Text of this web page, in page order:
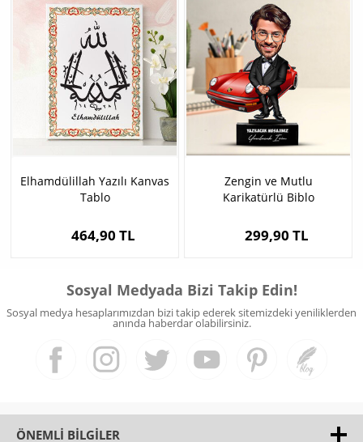
Elhamdülillah Yazılı Kanvas
Tablo
464,90 TL
Zengin ve Mutlu
Karikatürlü Biblo
299,90 TL
Sosyal Medyada Bizi Takip Edin!
Sosyal medya hesaplarımızdan bizi takip ederek sitemizdeki yeniliklerden
anında haberdar olabilirsiniz.
ÖNEMLI BILGILER